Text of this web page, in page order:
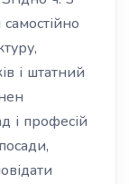
і штатний
і професій